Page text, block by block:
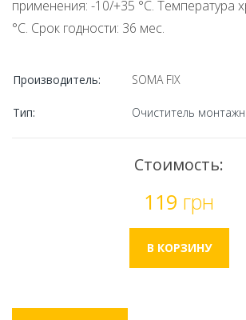
применения: -10/+35 °С. Температура
°С. Cрок годности: 36 мес.
Производитель: SOMA FIX
Тип: Очиститель
Стоимость:
119 грн